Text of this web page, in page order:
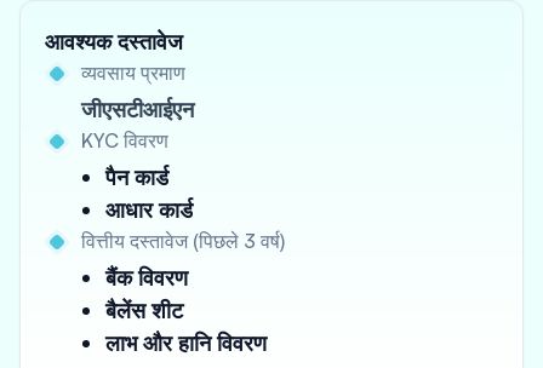
आवश्यक दस्तावेज
व्यवसाय प्रमाण
जीएसटीआईएन
KYC विवरण
पैन कार्ड
आधार कार्ड
वित्तीय दस्तावेज (पिछले 3 वर्ष)
बैंक विवरण
बैलेंस शीट
लाभ और हानि विवरण